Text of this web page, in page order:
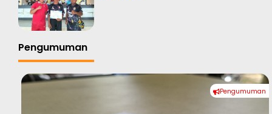
Pengumuman
Pengumuman